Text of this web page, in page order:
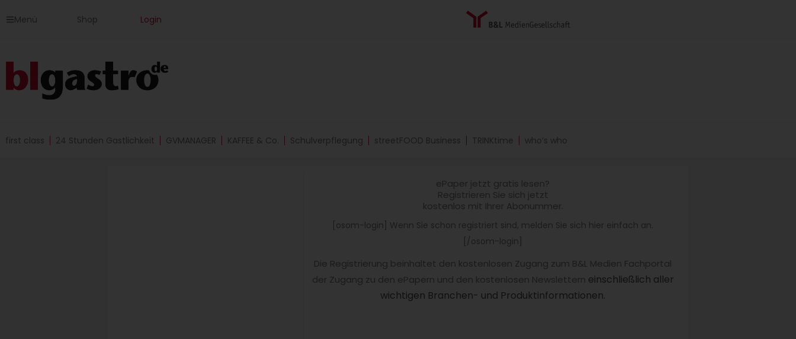
InhaltMenü Shop Login
first class 24 Stunden Gastlichkeit GVMANAGER KAFFEE & Co. Schulverpflegung streetFOOD Business TRINKtime who’s who
ePaper jetzt gratis lesen?
Registrieren Sie sich jetzt
kostenlos mit Ihrer Abonummer.
[osom-login] Wenn Sie schon registriert sind, melden Sie sich hier einfach an.
[/osom-login]
Die Registrierung beinhaltet den kostenlosen Zugang zum B&L Medien Fachportal
der Zugang zu den ePapern und den kostenlosen Newslettern einschließlich aller
wichtigen Branchen- und Produktinformationen.